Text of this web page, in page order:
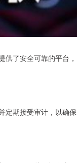
了安全可靠的平台，
定期接受审计，以确保